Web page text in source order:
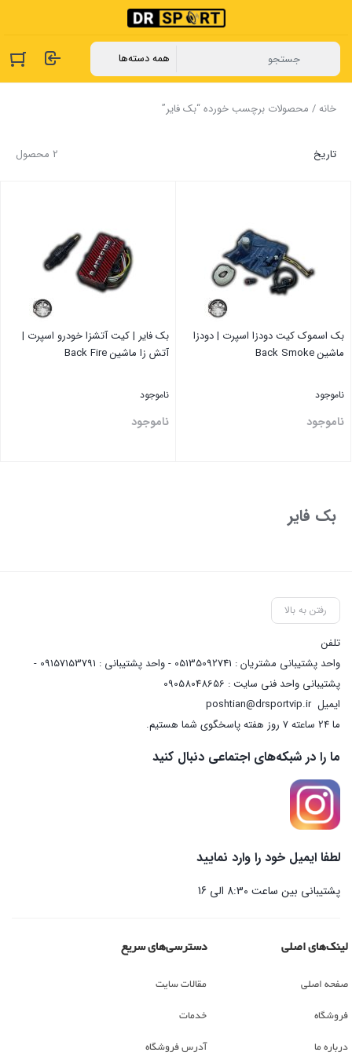
خانه/ محصولات برچسب خورده “بک فایر”
2 محصول تاریخ
بک اسموک کیت دودزا اسپرت | دودزا
ماشین Back Smoke
ناموجود
ناموجود
بک فایر | کیت آتشزا خودرو اسپرت |
آتش زا ماشین Back Fire
ناموجود
ناموجود
بک فایر
رفتن به بالا
تلفن
واحد پشتیبانی مشتریان : 05135092741 - واحد پشتیبانی : 09157153791 -
پشتیبانی واحد فنی سایت : 09058048656
ایمیلposhtian@drsportvip.ir
ما 24 ساعته 7 روز هفته پاسخگوی شما هستیم.
ما را در شبکه‌های اجتماعی دنبال کنید
لطفا ایمیل خود را وارد نمایید
پشتیبانی بین ساعت 8:30 الی 16
لینک‌های اصلی
صفحه اصلی
فروشگاه
درباره ما
دسترسی‌های سریع
مقالات سایت
خدمات
آدرس فروشگاه